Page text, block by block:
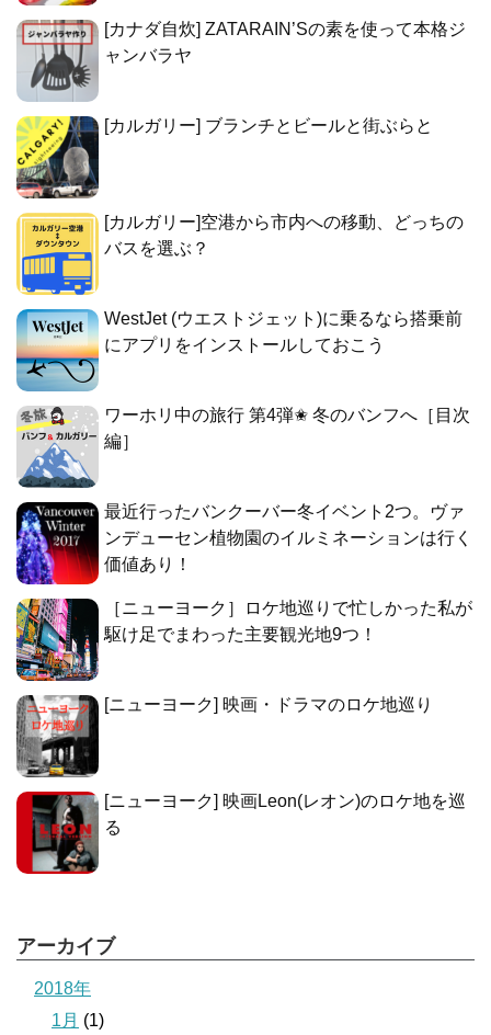
[カナダ自炊] ZATARAIN’Sの素を使って本格ジ
ャンバラヤ
[カルガリー] ブランチとビールと街ぶらと
[カルガリー]空港から市内への移動、どっちの
バスを選ぶ？
WestJet (ウエストジェット)に乗るなら搭乗前
にアプリをインストールしておこう
ワーホリ中の旅行 第4弾✬ 冬のバンフへ［目次
編］
最近行ったバンクーバー冬イベント2つ。ヴァ
ンデューセン植物園のイルミネーションは行く
価値あり！
［ニューヨーク］ロケ地巡りで忙しかった私が
駆け足でまわった主要観光地9つ！
[ニューヨーク] 映画・ドラマのロケ地巡り
[ニューヨーク] 映画Leon(レオン)のロケ地を巡
る
アーカイブ
2018年
1月 (1)